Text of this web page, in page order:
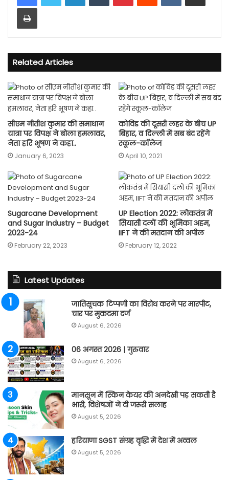
Print
Related Articles
सीएम नीतीश कुमार की समाधान
यात्रा पर विपक्ष ने बोला हमलावर,
नेता हरि भूषण ने कहा..
January 6, 2023
कोविड की दूसरी लहर के बीच UP
बिहार, व दिल्ली में सब बंद रहेंगे
स्कूल-कॉलेज
April 10, 2021
Sugarcane Development
and Sugar Industry – Budget
2023-24
February 22, 2023
UP Election 2022: लोकतंत्र में
सियासी दलों की भूमिका अहम,
IIFT ने की मतदान की अपील
February 12, 2022
Latest Updates
जातिसूचक टिप्पणी का विरोध करने पर मारपीट,
चार पर मुकदमा दर्ज
August 6, 2026
06 अगस्त 2026 | गुरुवार
August 6, 2026
मानसून में स्किन केयर की अनदेखी पड़ सकती है
भारी, विशेषज्ञों ने दी जरूरी सलाह
August 5, 2026
हरियाणा SGST संग्रह वृद्धि में देश में अव्वल
August 5, 2026